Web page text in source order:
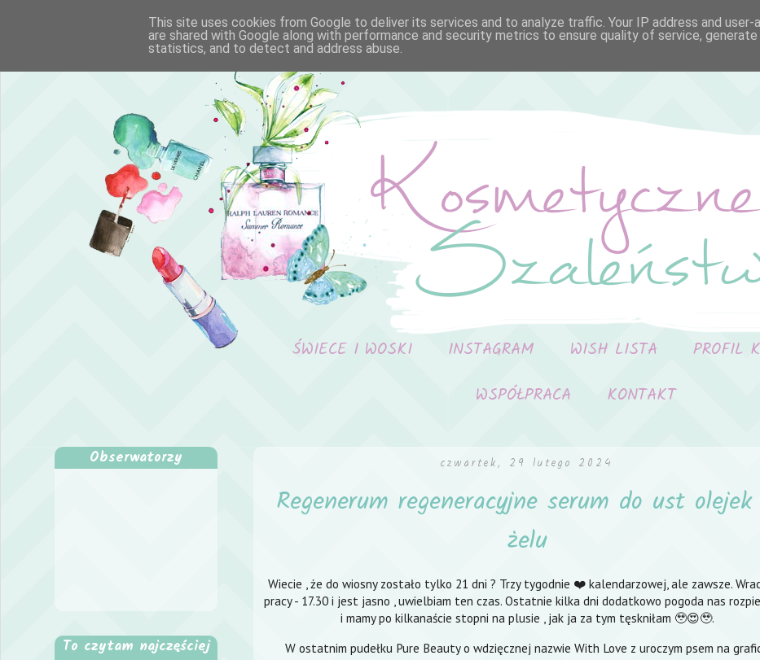
ŚWIECE I WOSKI INSTAGRAM WISH LISTA
PROFIL
WSPÓŁPRACA
KONTAKT
czwartek, 29 lutego 2024
Regenerum regeneracyjne serum do ust
żelu
Wiecie , że do wiosny zostało tylko 21 dni ? Trzy tygodnie ❤️ kalendarzowej, ale zawsze.
pracy - 17.30 i jest jasno , uwielbiam ten czas. Ostatnie kilka dni dodatkowo pogoda nas
i mamy po kilkanaście stopni na plusie , jak ja za tym tęskniłam 🥹😍🥹.
W ostatnim pudełku Pure Beauty o wdzięcznej nazwie With Love z uroczym psem na
Obserwatorzy
To czytam najczęściej
This site uses cookies from Google to deliver its services and to analyze traffic. Your IP address and user-
are shared with Google along with performance and security metrics to ensure quality of service, generate
statistics, and to detect and address abuse.